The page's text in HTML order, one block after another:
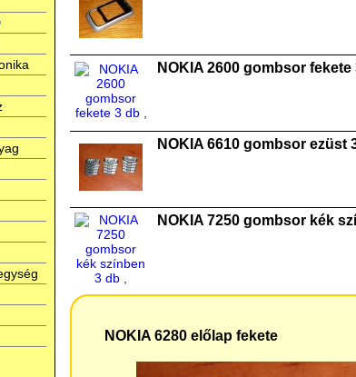
NOKIA 2600 gombsor fekete
NOKIA 6610 gombsor ezüst
NOKIA 7250 gombsor kék
NOKIA 6280 előlap fekete